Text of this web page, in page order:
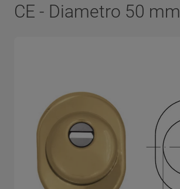
CE - Diametro 50 mm